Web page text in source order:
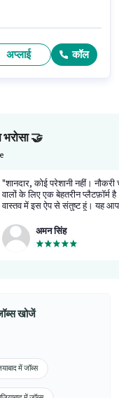
अप्लाई कॉल
🤝
"शानदार, कोई परेशानी नहीं। नौकरी
वालों के लिए एक बेहतरीन प्लैटफ़ॉर्म
वास्तव में इस ऐप से संतुष्ट हूं। यह
सीधे प्लेसमेंट मैनेजर के पास जाएं।”
अमन सिंह
खोजें
में जॉब्स